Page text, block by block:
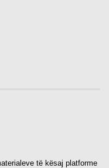
të kësaj platforme